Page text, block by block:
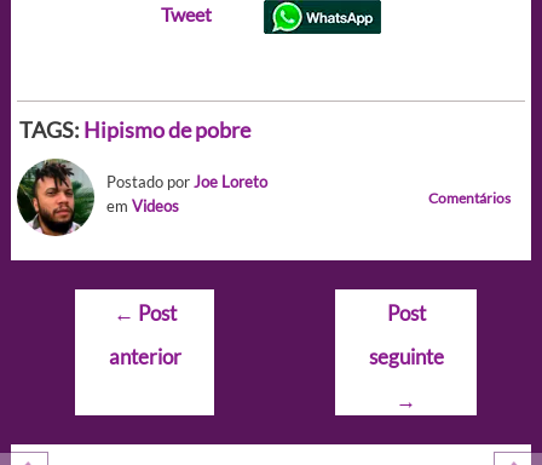
Tweet
TAGS: Hipismo de pobre
Postado porJoe Loreto
em Videos Comentários
Navegação
Post
← Post
anterior
Post
seguinte
→